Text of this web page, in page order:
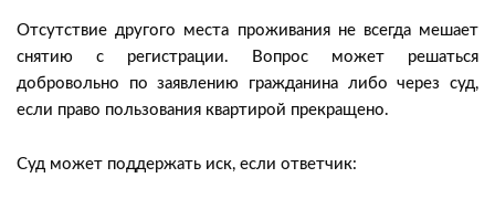
Отсутствие другого места проживания не всегда мешает
снятию с регистрации. Вопрос может решаться
добровольно по заявлению гражданина либо через суд,
если право пользования квартирой прекращено.
Суд может поддержать иск, если ответчик: